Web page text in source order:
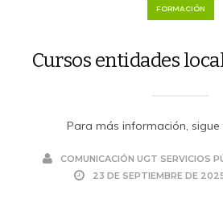
FORMACIÓN
Cursos entidades
Para más información, sigue
COMUNICACIÓN UGT SERVICIOS
23 DE SEPTIEMBRE DE